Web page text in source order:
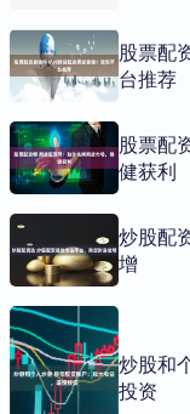
股票配
台推荐
股票配
健获利
炒股配
增
炒股和
投资